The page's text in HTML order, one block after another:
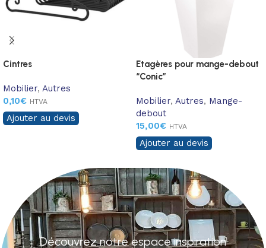
Cintres
Mobilier, Autres
0,10€ HTVA
Ajouter au devis
Etagères pour mange-debout
“Conic”
Mobilier, Autres, Mange-
debout
15,00€ HTVA
Ajouter au devis
Découvrez notre espace inspiration